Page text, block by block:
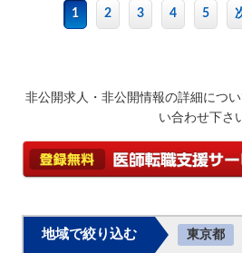
1 2 3 4 5
非公開求人・非公開情報の詳細につ
い合わせ下さ
地域で絞り込む 東京都